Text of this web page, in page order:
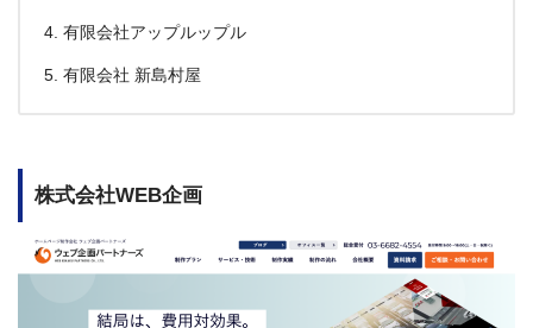
有限会社アップルップル
有限会社 新島村屋
株式会社WEB企画